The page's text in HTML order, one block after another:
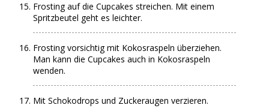
Frosting auf die Cupcakes streichen. Mit einem
Spritzbeutel geht es leichter.
Frosting vorsichtig mit Kokosraspeln überziehen.
Man kann die Cupcakes auch in Kokosraspeln
wenden.
Mit Schokodrops und Zuckeraugen verzieren.